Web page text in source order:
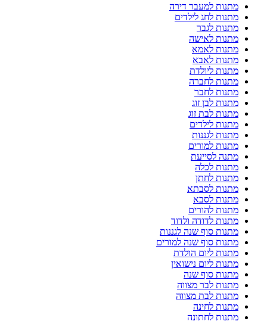
מתנות למעבר דירה
מתנות לחג לילדים
מתנות לגבר
מתנות לאישה
מתנות לאמא
מתנות לאבא
מתנות ליולדת
מתנות לחברה
מתנות לחבר
מתנות לבן זוג
מתנות לבת זוג
מתנות לילדים
מתנות לגננות
מתנות למורים
מתנה לסייעת
מתנות לכלה
מתנות לחתן
מתנות לסבתא
מתנות לסבא
מתנות להורים
מתנות לדודה ולדוד
מתנות סוף שנה לגננות
מתנות סוף שנה למורים
מתנות ליום הולדת
מתנות ליום נישואין
מתנות סוף שנה
מתנות לבר מצווה
מתנות לבת מצווה
מתנות לחינה
מתנות לחתונה